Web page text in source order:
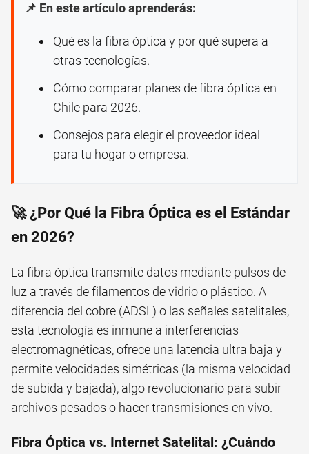
📌 En este artículo aprenderás:
Qué es la fibra óptica y por qué supera a
otras tecnologías.
Cómo comparar planes de fibra óptica en
Chile para 2026.
Consejos para elegir el proveedor ideal
para tu hogar o empresa.
🚀 ¿Por Qué la Fibra Óptica es el Estándar
en 2026?
La fibra óptica transmite datos mediante pulsos de
luz a través de filamentos de vidrio o plástico. A
diferencia del cobre (ADSL) o las señales satelitales,
esta tecnología es inmune a interferencias
electromagnéticas, ofrece una latencia ultra baja y
permite velocidades simétricas (la misma velocidad
de subida y bajada), algo revolucionario para subir
archivos pesados o hacer transmisiones en vivo.
Fibra Óptica vs. Internet Satelital: ¿Cuándo